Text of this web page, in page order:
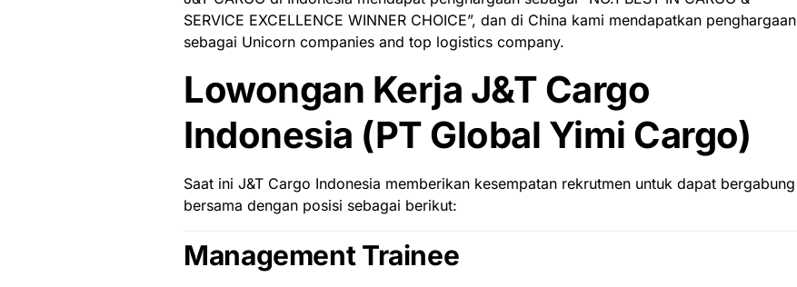
SERVICE EXCELLENCE WINNER CHOICE”, dan di China kami mendapatkan penghargaan
sebagai Unicorn companies and top logistics company.
Lowongan Kerja J&T Cargo
Indonesia (PT Global Yimi Cargo)
Saat ini J&T Cargo Indonesia memberikan kesempatan rekrutmen untuk dapat bergabung
bersama dengan posisi sebagai berikut:
Management Trainee